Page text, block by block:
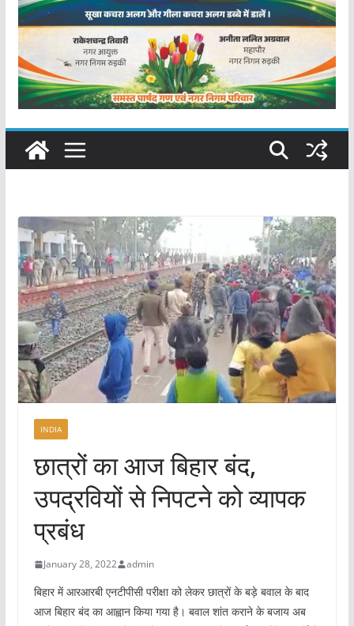
INDIA
छात्रों का आज बिहार बंद,
उपद्रवियों से निपटने को व्यापक
प्रबंध
January 28, 2022 admin
बिहार में आरआरबी एनटीपीसी परीक्षा को लेकर छात्रों के बड़े बवाल के बाद
आज बिहार बंद का आह्वान किया गया है। बवाल शांत कराने के बजाय अब